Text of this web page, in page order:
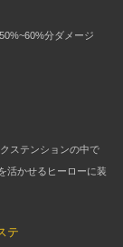
分ダメージ
ステンションの中で
活かせるヒーローに装
テ